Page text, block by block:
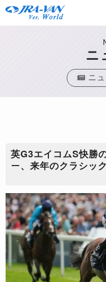
ニ
ニ
英G3エイコムS快勝
ー、来年のクラシッ